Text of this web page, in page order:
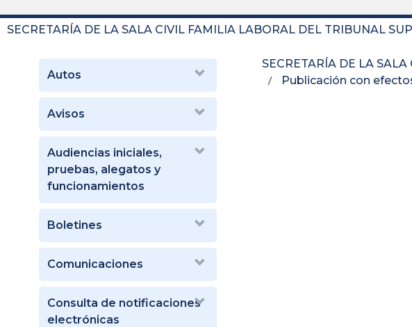
SECRETARÍA DE LA SALA CIVIL FAMILIA LABORAL DEL TRIBUNAL
Autos
Avisos
Audiencias iniciales,
pruebas, alegatos y
funcionamientos
Boletines
Comunicaciones
Consulta de notificaciones
electrónicas
SECRETARÍA DE LA
Publicación con